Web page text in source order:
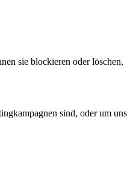
sie blockieren oder löschen,
sind, oder um uns